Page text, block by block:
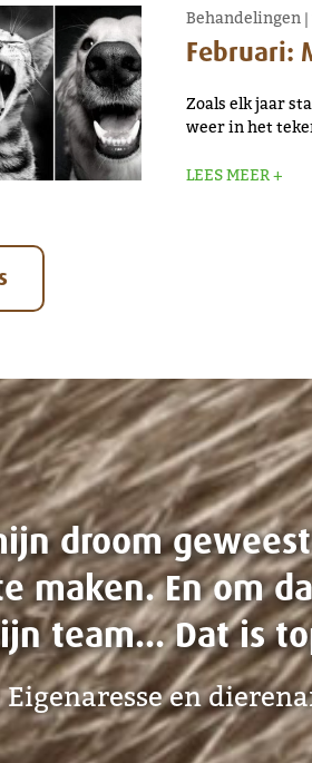
Behandelingen|
Februari:
Zoals elk jaar
weer in het
LEES MEER +
samen als
na over de
een patiënt.